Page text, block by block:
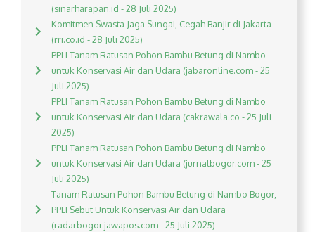
(sinarharapan.id - 28 Juli 2025)
Komitmen Swasta Jaga Sungai, Cegah Banjir di Jakarta
(rri.co.id - 28 Juli 2025)
PPLI Tanam Ratusan Pohon Bambu Betung di Nambo
untuk Konservasi Air dan Udara (jabaronline.com - 25
Juli 2025)
PPLI Tanam Ratusan Pohon Bambu Betung di Nambo
untuk Konservasi Air dan Udara (cakrawala.co - 25 Juli
2025)
PPLI Tanam Ratusan Pohon Bambu Betung di Nambo
untuk Konservasi Air dan Udara (jurnalbogor.com - 25
Juli 2025)
Tanam Ratusan Pohon Bambu Betung di Nambo Bogor,
PPLI Sebut Untuk Konservasi Air dan Udara
(radarbogor.jawapos.com - 25 Juli 2025)